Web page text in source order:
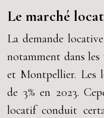
Le marché
La demande
notamment dans
et Montpellier. Les
de 3% en 2023.
locatif conduit